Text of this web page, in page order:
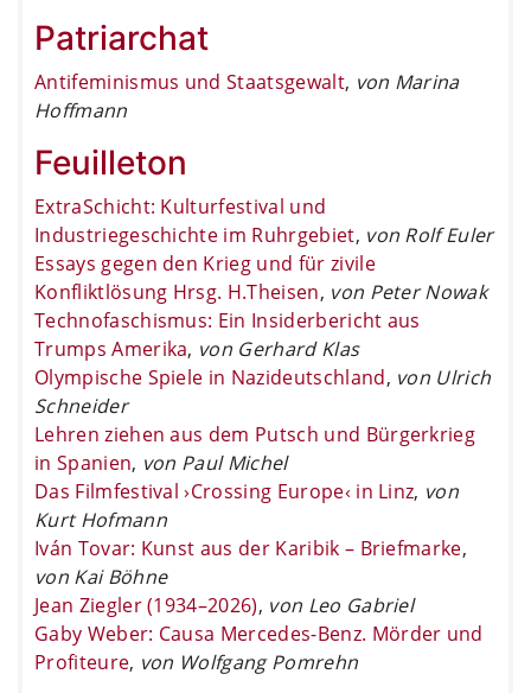
Patriarchat
Antifeminismus und Staatsgewalt, von Marina
Hoffmann
Feuilleton
ExtraSchicht: Kulturfestival und
Industriegeschichte im Ruhrgebiet, von Rolf Euler
Essays gegen den Krieg und für zivile
Konfliktlösung Hrsg. H.Theisen, von Peter Nowak
Technofaschismus: Ein Insiderbericht aus
Trumps Amerika, von Gerhard Klas
Olympische Spiele in Nazideutschland, von Ulrich
Schneider
Lehren ziehen aus dem Putsch und Bürgerkrieg
in Spanien, von Paul Michel
Das Filmfestival ›Crossing Europe‹ in Linz, von
Kurt Hofmann
Iván Tovar: Kunst aus der Karibik – Briefmarke,
von Kai Böhne
Jean Ziegler (1934–2026), von Leo Gabriel
Gaby Weber: Causa Mercedes-Benz. Mörder und
Profiteure, von Wolfgang Pomrehn